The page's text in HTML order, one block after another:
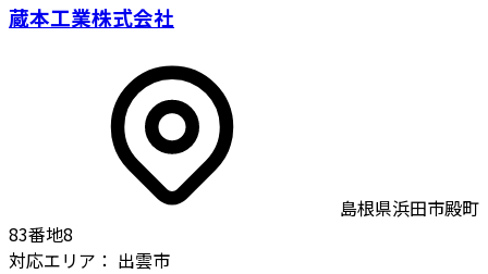
蔵本工業株式会社
島根県浜田市殿町
83番地8
対応エリア： 出雲市